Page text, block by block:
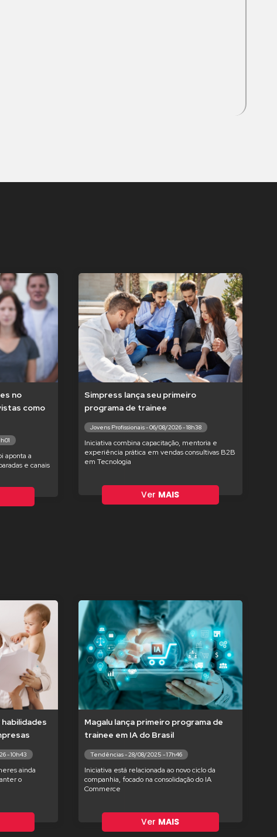
no
como
aponta a
e canais
Simpress lança seu primeiro
programa de trainee
Jovens Profissionais - 06/08/2026 - 18h38
Iniciativa combina capacitação, mentoria e
experiência prática em vendas consultivas B2B
em Tecnologia
Ver MAIS
- 10h43
ainda
o
Magalu lança primeiro programa de
trainee em IA do Brasil
Tendências - 28/08/2025 - 17h46
Iniciativa está relacionada ao novo ciclo da
companhia, focado na consolidação do IA
Commerce
Ver MAIS